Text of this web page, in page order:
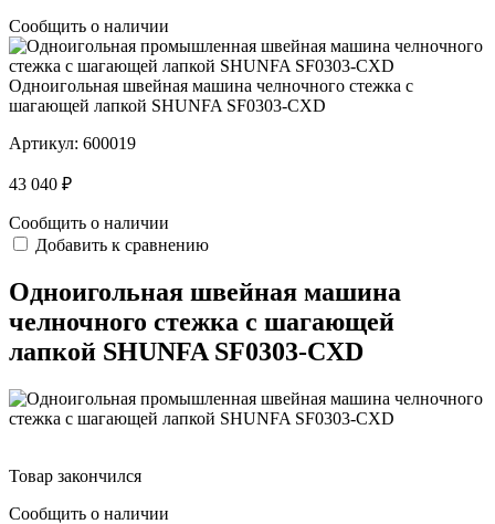
Сообщить о наличии
Одноигольная швейная машина челночного стежка c
шагающей лапкой SHUNFA SF0303-CXD
Артикул: 600019
43 040 ₽
Сообщить о наличии
Добавить к сравнению
Одноигольная швейная машина
челночного стежка c шагающей
лапкой SHUNFA SF0303-CXD
Товар закончился
Сообщить о наличии